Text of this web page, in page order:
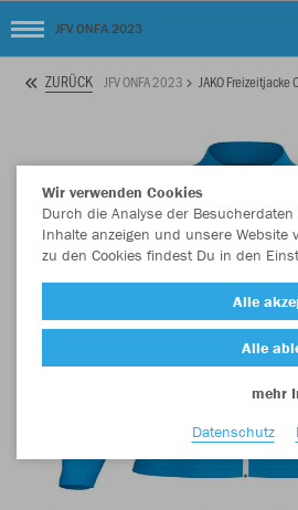
JFV ONFA 2023
ZURÜCK JFV ONFA 2023 JAKO Freizeitjacke
Wir verwenden Cookies
Durch die Analyse der
Inhalte anzeigen und unsere Website
zu den Cookies findest Du in den
Alle
Alle
mehr
Datenschutz